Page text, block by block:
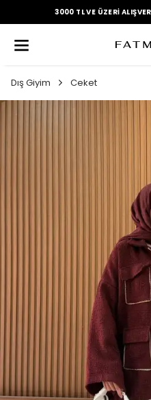
3000 TL VE ÜZERI
Dış Giyim Ceket